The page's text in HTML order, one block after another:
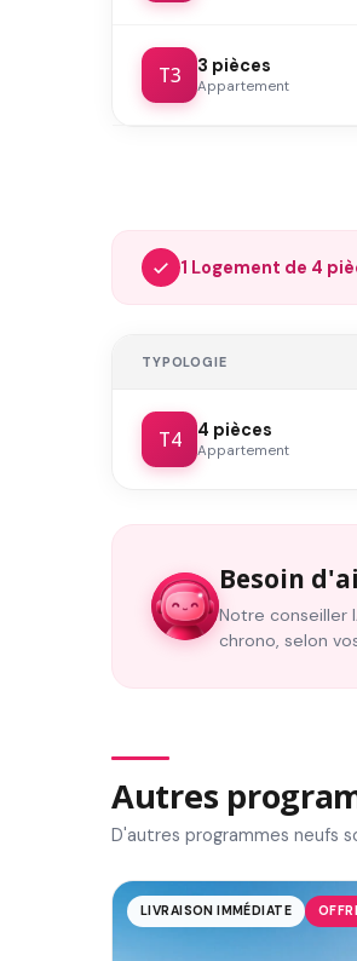
T3 3 pièces
Appartement
1 Logement de 4
TYPOLOGIE
T4 4 pièces
Appartement
Besoin
Notre conseiller
chrono, selon
Autres
D'autres programmes neufs
LIVRAISON IMMÉDIATE